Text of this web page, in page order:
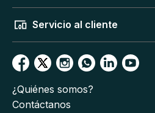
Servicio al cliente
¿Quiénes somos?
Contáctanos